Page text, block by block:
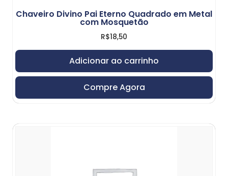
Chaveiro Divino Pai Eterno Quadrado em Metal
com Mosquetão
R$18,50
Adicionar ao carrinho
Compre Agora